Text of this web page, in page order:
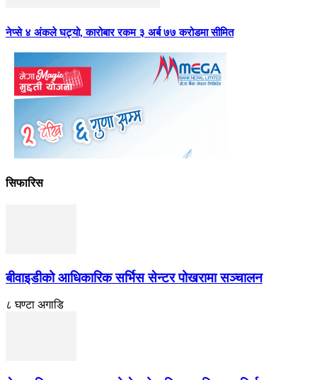
नेप्से ४ अंकले घट्यो, कारोबार रकम ३ अर्ब ७७ करोडमा सीमित
सिफारिस
बीवाइडीको आधिकारिक सर्भिस सेन्टर पोखरामा सञ्चालन
८ घण्टा अगाडि